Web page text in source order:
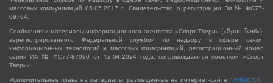
массовых коммуникаций 05.05.2017 г. Свидетельство о регистрации Эл № ФС77-
69764.
Сообщения и материалы информационного агентства «Спорт Твери» («Sport Tveri»),
зарегистрированного Федеральной службой по надзору в сфере связи,
информационных технологий и массовых коммуникаций, регистрационный номер
серия ИА № ФС77-87090 от 12.04.2024 года, сопровождаются пометкой «Спорт
Твери».
Исключительные права на материалы, размещённые на интернет-сайте tverisport.ru,